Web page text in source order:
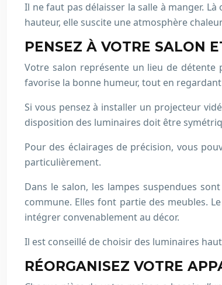
Il ne faut pas délaisser la salle à manger.
hauteur, elle suscite une atmosphère
PENSEZ À VOTRE SALON
Votre salon représente un lieu de
favorise la bonne humeur, tout en
Si vous pensez à installer un projecteur
disposition des luminaires doit être
Pour des éclairages de précision, vous
particulièrement.
Dans le salon, les lampes suspendues
commune. Elles font partie des meubles.
intégrer convenablement au décor.
Il est conseillé de choisir des luminaires
RÉORGANISEZ VOTRE